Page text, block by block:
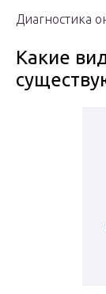
Диагностика
Какие